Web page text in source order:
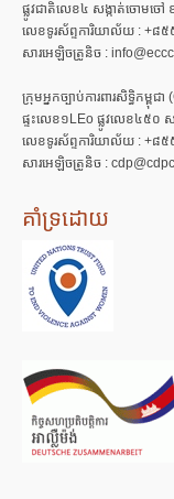
ផ្លូវជាតិលេខ៤ សង្កាត់ចោមចៅ
លេខទូរស័ព្ទការិយាល័យ : +
សារអេឡិចត្រូនិច :
ក្រុមអ្នកច្បាប់ការពារសិទ្ធិកម្ពុជ
ផ្ទះលេខ១LEo ផ្លូវលេខ៤៥០
លេខទូរស័ព្ទការិយាល័យ : +
សារអេឡិចត្រូនិច :
គាំទ្រដោយ